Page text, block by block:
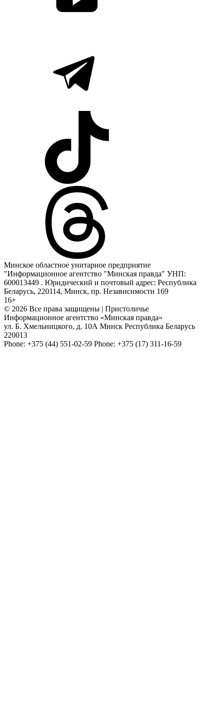
Минское областное унитарное предприятие
"Информационное агентство "Минская правда" УНП:
600013449 . Юридический и почтовый адрес: Республика
Беларусь, 220114, Минск, пр. Независимости 169
16+
© 2026 Все права защищены | Пристоличье
Информационное агентство «Минская правда»
ул. Б. Хмельницкого, д. 10А Минск Республика Беларусь
220013
Phone: +375 (44) 551-02-59 Phone: +375 (17) 311-16-59